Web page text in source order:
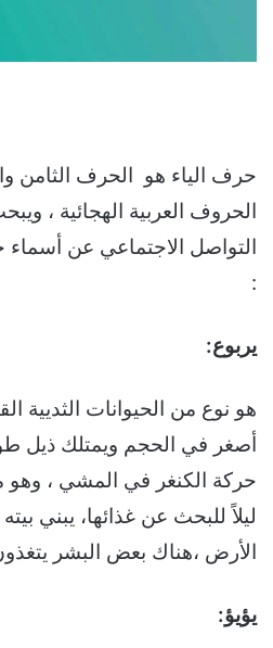
حرف الياء هو الحرف الثامن
الحروف العربية الهجائية ،
التواصل الاجتماعي عن أسماء
:
يربوع:
هو نوع من الحيوانات الثديية
أصغر في الحجم ويمتلك ذيل
حركة الكنغر في المشي ،
ليلاً للبحث عن غذائها، يبني
الأرض ،هناك بعض البشر
يؤيؤ: